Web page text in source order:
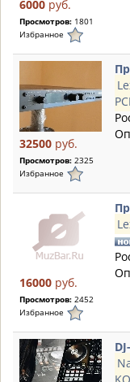
6000 руб.
Просмотров: 1801
Избранное
32500 руб.
Просмотров: 2325
Избранное
16000 руб.
Просмотров: 2452
Избранное